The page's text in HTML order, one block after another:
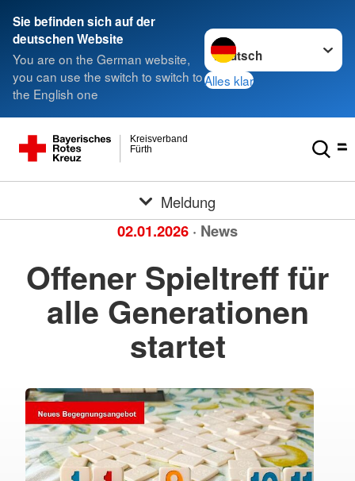
Sie befinden sich auf der
deutschen Website
You are on the German website,
you can use the switch to switch to
the English one
Sprache wechseln zu
Alles klar
Fürth
Kreisverband
Meldung
02.01.2026 · News
Offener Spieltreff für
alle Generationen
startet